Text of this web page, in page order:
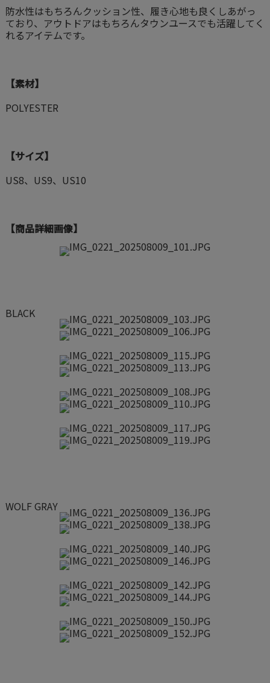
防水性はもちろんクッション性、履き心地も良くしあがっ
ており、アウトドアはもちろんタウンユースでも活躍してく
れるアイテムです。
【素材】
POLYESTER
【サイズ】
US8、US9、US10
【商品詳細画像】
BLACK
WOLF GRAY